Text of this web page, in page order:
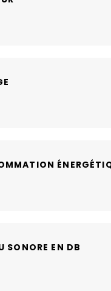
SONORE EN DB